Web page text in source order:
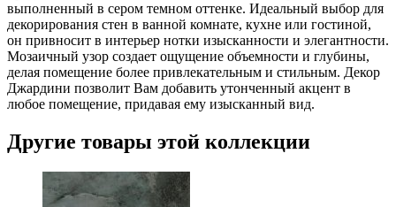
выполненный в сером темном оттенке. Идеальный выбор для
декорирования стен в ванной комнате, кухне или гостиной,
он привносит в интерьер нотки изысканности и элегантности.
Мозаичный узор создает ощущение объемности и глубины,
делая помещение более привлекательным и стильным. Декор
Джардини позволит Вам добавить утонченный акцент в
любое помещение, придавая ему изысканный вид.
Другие товары этой коллекции